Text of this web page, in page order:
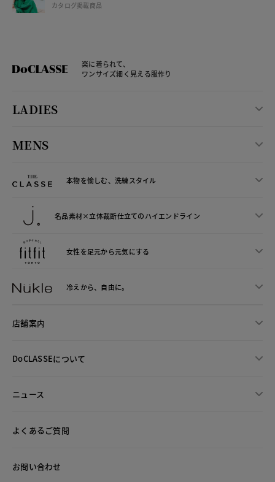
カタログ掲載商品
楽に着られて、
ワンサイズ細く見える服作り
LADIES
MENS
本物を愉しむ、洗練スタイル
名品素材×立体裁断仕立てのハイエンドライン
女性を足元から元気にする
冷えから、 自由に。
店舗案内
DoCLASSEについて
ニュース
よくあるご質問
お問い合わせ